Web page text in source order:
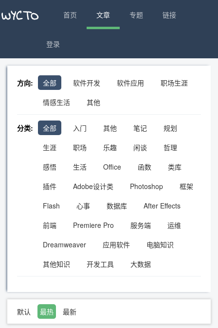
首页 文章 专题 链接
登录
方向: 全部 软件开发 软件应用
职场生涯
情感生活
其他
分类: 全部 入门 其他 笔记
规划
生涯
职场 乐趣 闲谈
哲理
感悟
生活 Office 函数
类库
插件
Adobe设计类 Photoshop
框架
Flash
心事 数据库
After Effects
前端
Premiere Pro 服务端
运维
Dreamweaver
应用软件
电脑知识
其他知识
开发工具 大数据
默认 最热 最新